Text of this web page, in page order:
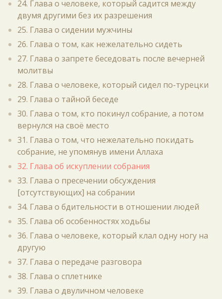
24. Глава о человеке, который садится между
двумя другими без их разрешения
25. Глава о сидении мужчины
26. Глава о том, как нежелательно сидеть
27. Глава о запрете беседовать после вечерней
молитвы
28. Глава о человеке, который сидел по-турецки
29. Глава о тайной беседе
30. Глава о том, кто покинул собрание, а потом
вернулся на своё место
31. Глава о том, что нежелательно покидать
собрание, не упомянув имени Аллаха
32. Глава об искуплении собрания
33. Глава о пресечении обсуждения
[отсутствующих] на собрании
34. Глава о бдительности в отношении людей
35. Глава об особенностях ходьбы
36. Глава о человеке, который клал одну ногу на
другую
37. Глава о передаче разговора
38. Глава о сплетнике
39. Глава о двуличном человеке